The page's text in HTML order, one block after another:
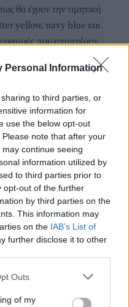
Personal Information
to third parties, or
information for
use the below opt-out
note that after your
continue seeing
information utilized by
to third parties prior to
opt-out of the further
by third parties on the
This information may
on the IAB’s List of
further disclose it to other
Outs
of my
θα έχουν την τιμητική
yellow, navy blue και
που αποπνέουν
το επίπεδο ακόμη και